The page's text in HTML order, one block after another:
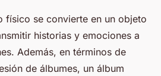
físico se convierte en un objeto
historias y emociones a
Además, en términos de
de álbumes, un álbum